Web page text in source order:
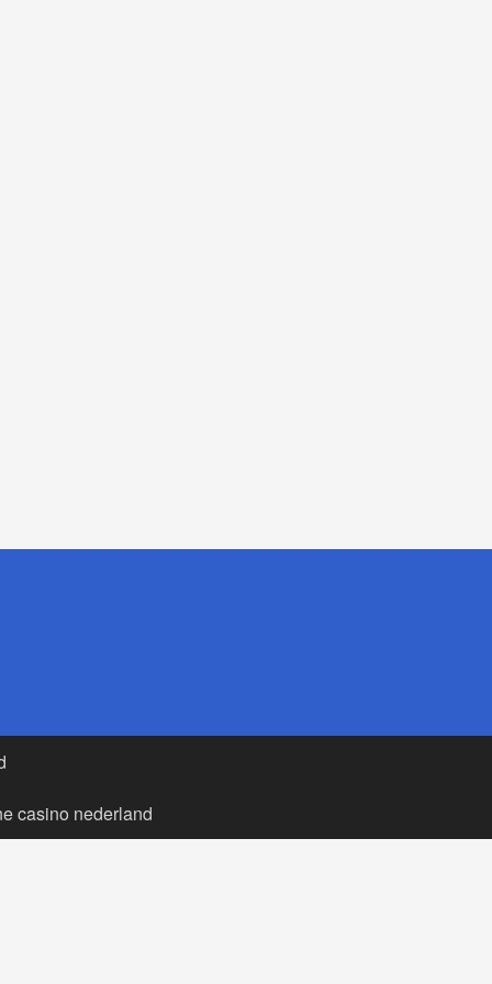
casino nederland